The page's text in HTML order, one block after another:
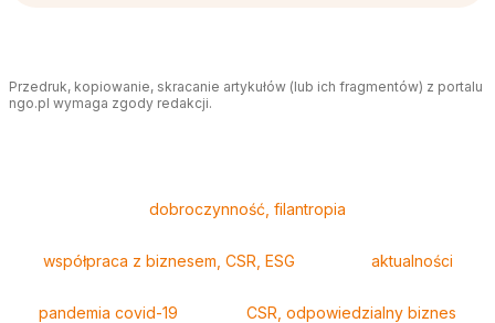
Przedruk, kopiowanie, skracanie artykułów (lub ich fragmentów) z portalu
ngo.pl wymaga zgody redakcji.
dobroczynność, filantropia
współpraca z biznesem, CSR, ESG aktualności
pandemia covid-19 CSR, odpowiedzialny biznes